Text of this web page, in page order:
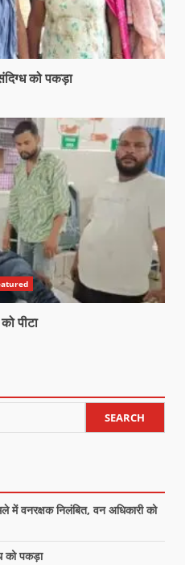
को पकड़ा
पीटा
SEARCH
में वनरक्षक निलंबित, वन अधिकारी को
को पकड़ा